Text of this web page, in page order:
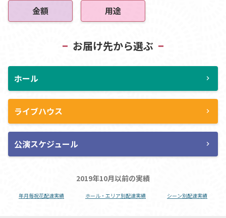
金額 用途
お届け先から選ぶ
ホール chevron_right
ライブハウス chevron_right
公演スケジュール chevron_right
2019年10月以前の実績
年月毎祝花配達実績 ホール・エリア別配達実績 シーン別配達実績